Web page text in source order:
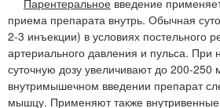
приема препарата внутрь. Обычная
2-3 инъекции) в условиях постельного
артериального давления и пульса. При
суточную дозу увеличивают до 200-250
внутримышечном введении препарат
мышцу. Применяют также